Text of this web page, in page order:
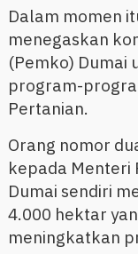
Dalam momen
menegaskan
(Pemko)
program-
Pertanian.
Orang nomor
kepada Menteri
Dumai sendiri
4.000 hektar
meningkatkan